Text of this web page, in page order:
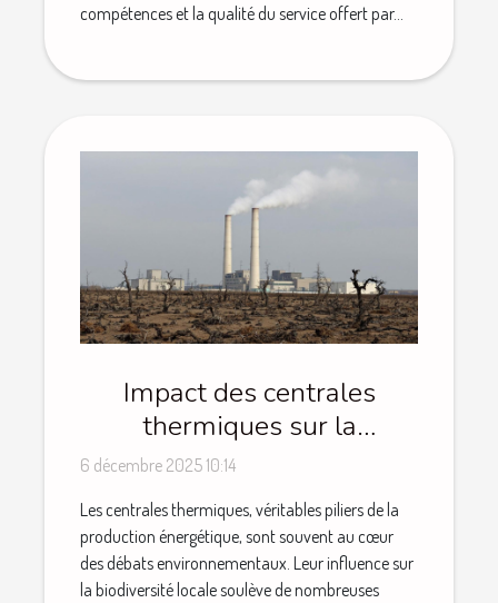
compétences et la qualité du service offert par...
Impact des centrales
thermiques sur la
biodiversité locale ?
6 décembre 2025 10:14
Les centrales thermiques, véritables piliers de la
production énergétique, sont souvent au cœur
des débats environnementaux. Leur influence sur
la biodiversité locale soulève de nombreuses